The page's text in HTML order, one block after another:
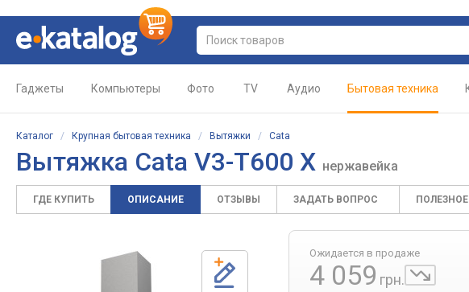
Гаджеты Компьютеры Фото TV Аудио Бытовая техника
Каталог / Крупная бытовая техника / Вытяжки / Cata
Вытяжка Cata V3-T600 X нержавейка
ГДЕ КУПИТЬ ОПИСАНИЕ ОТЗЫВЫ ЗАДАТЬ ВОПРОС ПОЛЕЗНОЕ
Ожидается в продаже
4 059 грн.